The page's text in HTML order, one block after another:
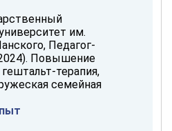
им.
Педагог-
Повышение
терапия,
семейная